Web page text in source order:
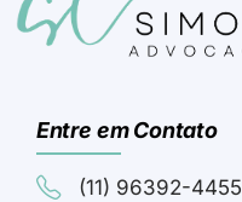
Entre em Contato
(11) 96392-4455